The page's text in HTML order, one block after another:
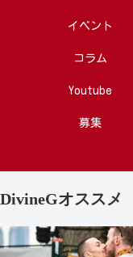
イベント
コラム
Youtube
募集
DivineGオススメ